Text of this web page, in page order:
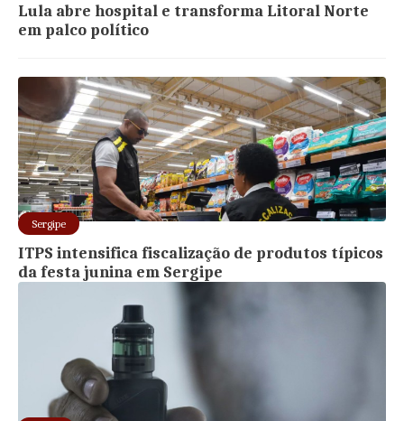
Lula abre hospital e transforma Litoral Norte
em palco político
Sergipe
ITPS intensifica fiscalização de produtos típicos
da festa junina em Sergipe